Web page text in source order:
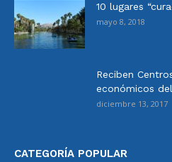
10 lugares
mayo 8, 2018
Reciben
económicos
diciembre 13, 2017
CATEGORÍA POPULAR